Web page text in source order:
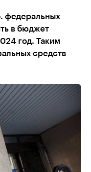
федеральных
в бюджет
год. Таким
средств